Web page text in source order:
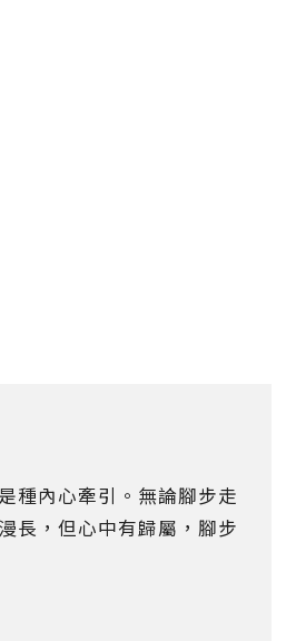
種內心牽引。無論腳步走
長，但心中有歸屬，腳步